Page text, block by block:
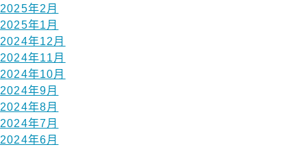
2025年2月
2025年1月
2024年12月
2024年11月
2024年10月
2024年9月
2024年8月
2024年7月
2024年6月